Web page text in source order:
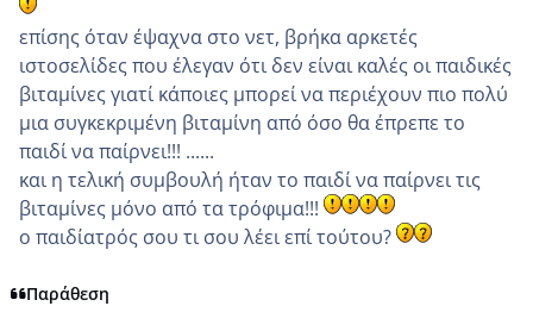
επίσης όταν έψαχνα στο νετ, βρήκα αρκετές
ιστοσελίδες που έλεγαν ότι δεν είναι καλές οι παιδικές
βιταμίνες γιατί κάποιες μπορεί να περιέχουν πιο πολύ
μια συγκεκριμένη βιταμίνη από όσο θα έπρεπε το
παιδί να παίρνει!!! ......
και η τελική συμβουλή ήταν το παιδί να παίρνει τις
βιταμίνες μόνο από τα τρόφιμα!!!
ο παιδίατρός σου τι σου λέει επί τούτου?
Παράθεση